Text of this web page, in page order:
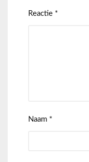
Reactie *
Naam *